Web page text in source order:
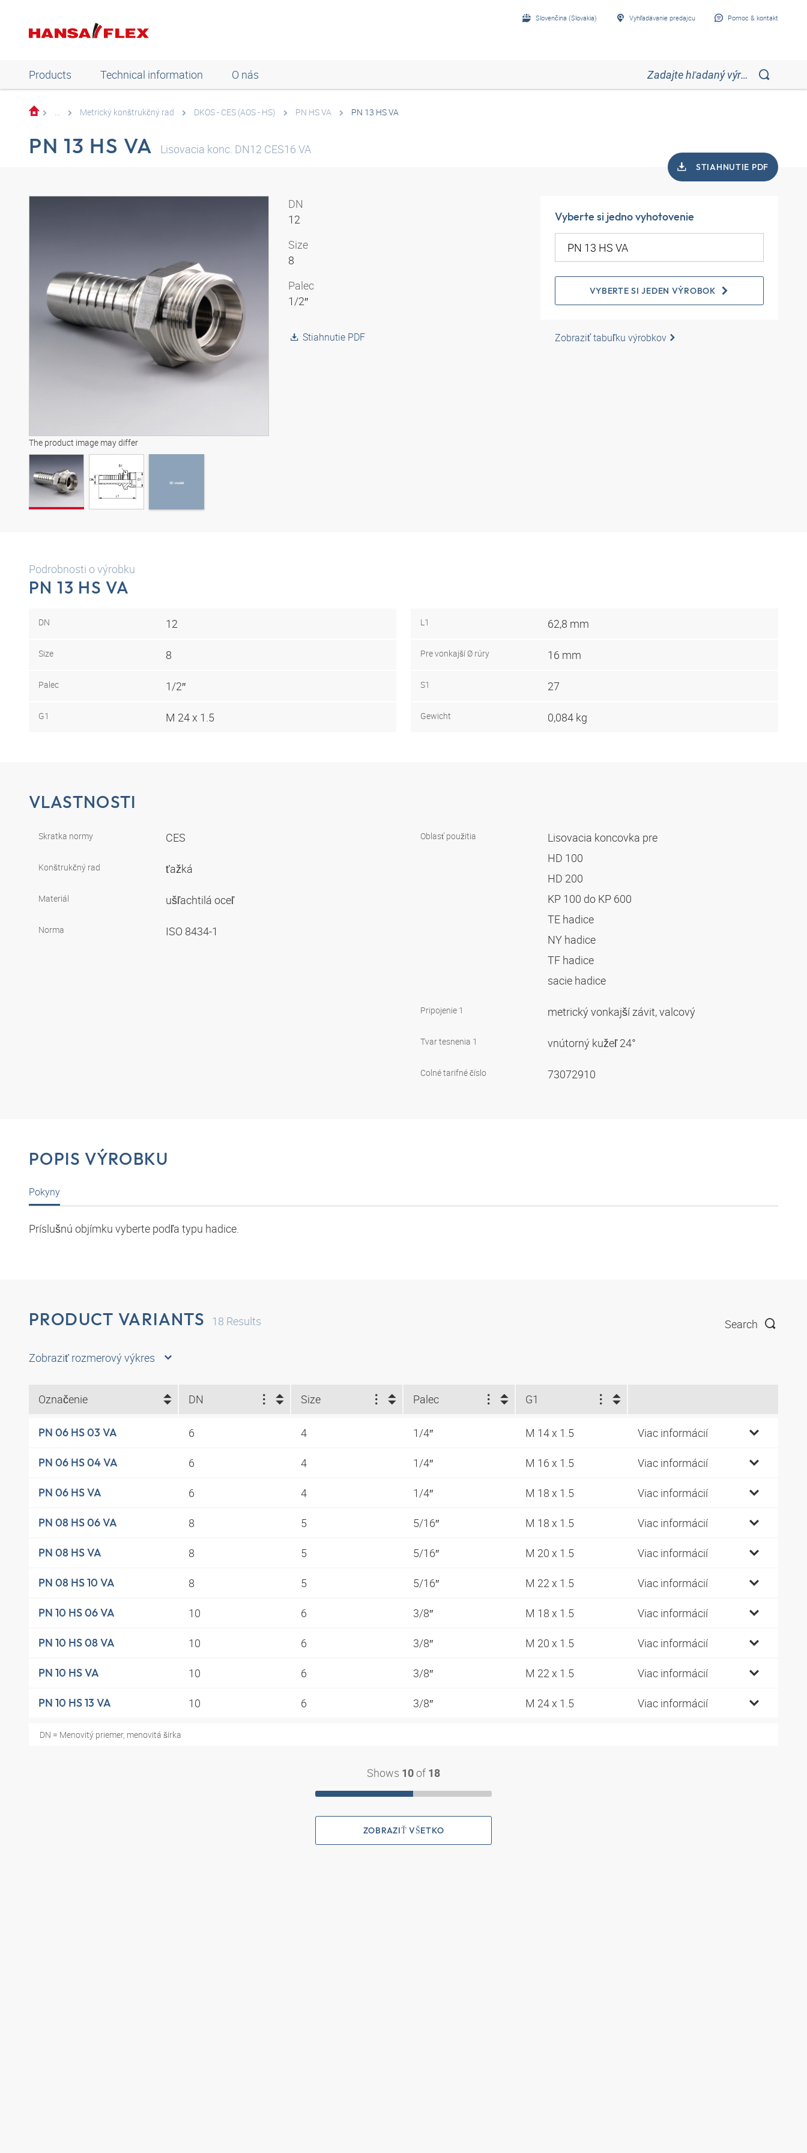
Slovenčina (Slovakia) Vyhľadávanie predajcu Pomoc & kontakt
Products Technical information O nás
... Metrický konštrukčný rad DKOS - CES (AOS - HS) PN HS VA PN 13 HS VA
PN 13 HS VA Lisovacia konc. DN12 CES16 VA
STIAHNUTIE PDF
The product image may differ
3D model
3D model
DN
12
Size
8
Palec
1/2″
Stiahnutie PDF
Vyberte si jedno vyhotovenie
VYBERTE SI JEDEN VÝROBOK
Zobraziť tabuľku výrobkov
Podrobnosti o výrobku
PN 13 HS VA
DN 12
Size 8
Palec 1/2″
G1 M 24 x 1.5
L1 62,8 mm
Pre vonkajší Ø rúry 16 mm
S1 27
Gewicht 0,084 kg
VLASTNOSTI
Skratka normy CES
Konštrukčný rad ťažká
Materiál ušľachtilá oceľ
Norma ISO 8434-1
Oblasť použitia
Lisovacia koncovka pre
HD 100
HD 200
KP 100 do KP 600
TE hadice
NY hadice
TF hadice
sacie hadice
Pripojenie 1 metrický vonkajší závit, valcový
Tvar tesnenia 1 vnútorný kužeľ 24°
Colné tarifné číslo 73072910
POPIS VÝROBKU
Pokyny
Príslušnú objímku vyberte podľa typu hadice.
PRODUCT VARIANTS 18 Results Search
Zobraziť rozmerový výkres
Označenie DN Size Palec G1
PN 06 HS 03 VA 6 4 1/4″ M 14 x 1.5 Viac informácií
PN 06 HS 04 VA 6 4 1/4″ M 16 x 1.5 Viac informácií
PN 06 HS VA 6 4 1/4″ M 18 x 1.5 Viac informácií
PN 08 HS 06 VA 8 5 5/16″ M 18 x 1.5 Viac informácií
PN 08 HS VA 8 5 5/16″ M 20 x 1.5 Viac informácií
PN 08 HS 10 VA 8 5 5/16″ M 22 x 1.5 Viac informácií
PN 10 HS 06 VA 10 6 3/8″ M 18 x 1.5 Viac informácií
PN 10 HS 08 VA 10 6 3/8″ M 20 x 1.5 Viac informácií
PN 10 HS VA 10 6 3/8″ M 22 x 1.5 Viac informácií
PN 10 HS 13 VA 10 6 3/8″ M 24 x 1.5 Viac informácií
DN = Menovitý priemer, menovitá šírka
Shows 10 of 18
ZOBRAZIŤ VŠETKO